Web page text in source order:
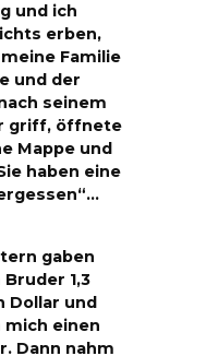
und ich
erben,
Familie
und der
seinem
griff, öffnete
Mappe und
haben eine
gaben
1,3
Dollar und
mich einen
Dann nahm